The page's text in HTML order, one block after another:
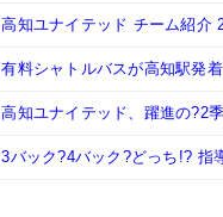
高知ユナイテッド チーム紹介
有料シャトルバスが高知駅発
高知ユナイテッド、躍進の?2
3バック?4バック?どっち!? 指